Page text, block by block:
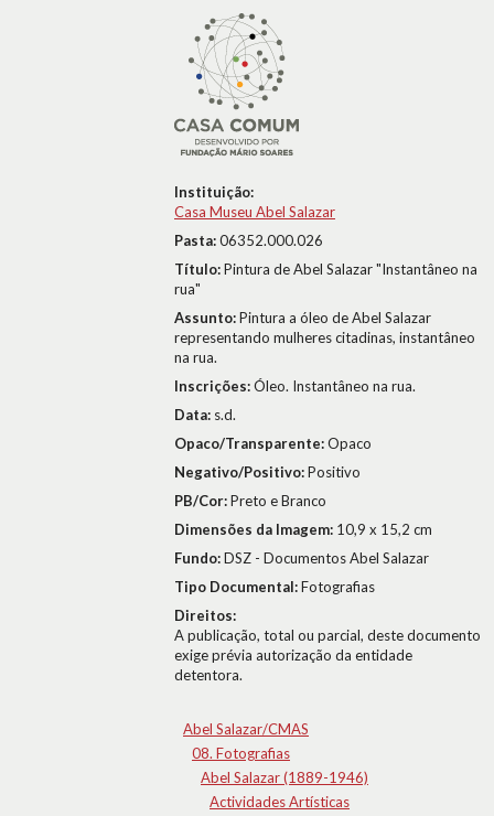
Instituição:
Casa Museu Abel Salazar
Pasta:06352.000.026
Título:Pintura de Abel Salazar "Instantâneo na
rua"
Assunto:Pintura a óleo de Abel Salazar
representando mulheres citadinas, instantâneo
na rua.
Inscrições:Óleo. Instantâneo na rua.
Data: s.d.
Opaco/Transparente:Opaco
Negativo/Positivo:Positivo
PB/Cor:Preto e Branco
Dimensões da Imagem: 10,9 x 15,2 cm
Fundo:DSZ - Documentos Abel Salazar
Tipo Documental:Fotografias
Direitos:
A publicação, total ou parcial, deste documento
exige prévia autorização da entidade
detentora.
Abel Salazar/CMAS
08. Fotografias
Abel Salazar (1889-1946)
Actividades Artísticas